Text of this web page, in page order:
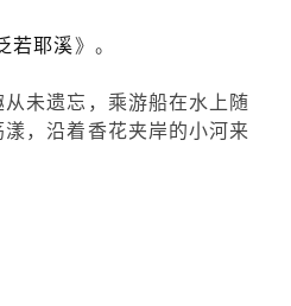
若耶溪》。
从未遗忘，乘游船在水上随
，沿着香花夹岸的小河来